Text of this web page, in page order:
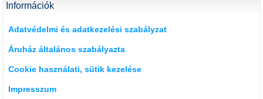
Információk
Adatvédelmi és adatkezelési szabályzat
Áruház általános szabályazta
Cookie használati, sütik kezelése
Impresszum